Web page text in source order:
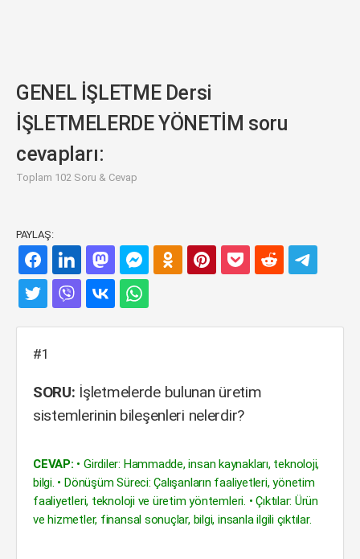
GENEL İŞLETME Dersi
İŞLETMELERDE YÖNETİM soru
cevapları:
Toplam 102 Soru & Cevap
PAYLAŞ:
#1
SORU: İşletmelerde bulunan üretim
sistemlerinin bileşenleri nelerdir?
CEVAP: • Girdiler: Hammadde, insan kaynakları, teknoloji,
bilgi. • Dönüşüm Süreci: Çalışanların faaliyetleri, yönetim
faaliyetleri, teknoloji ve üretim yöntemleri. • Çıktılar: Ürün
ve hizmetler, finansal sonuçlar, bilgi, insanla ilgili çıktılar.